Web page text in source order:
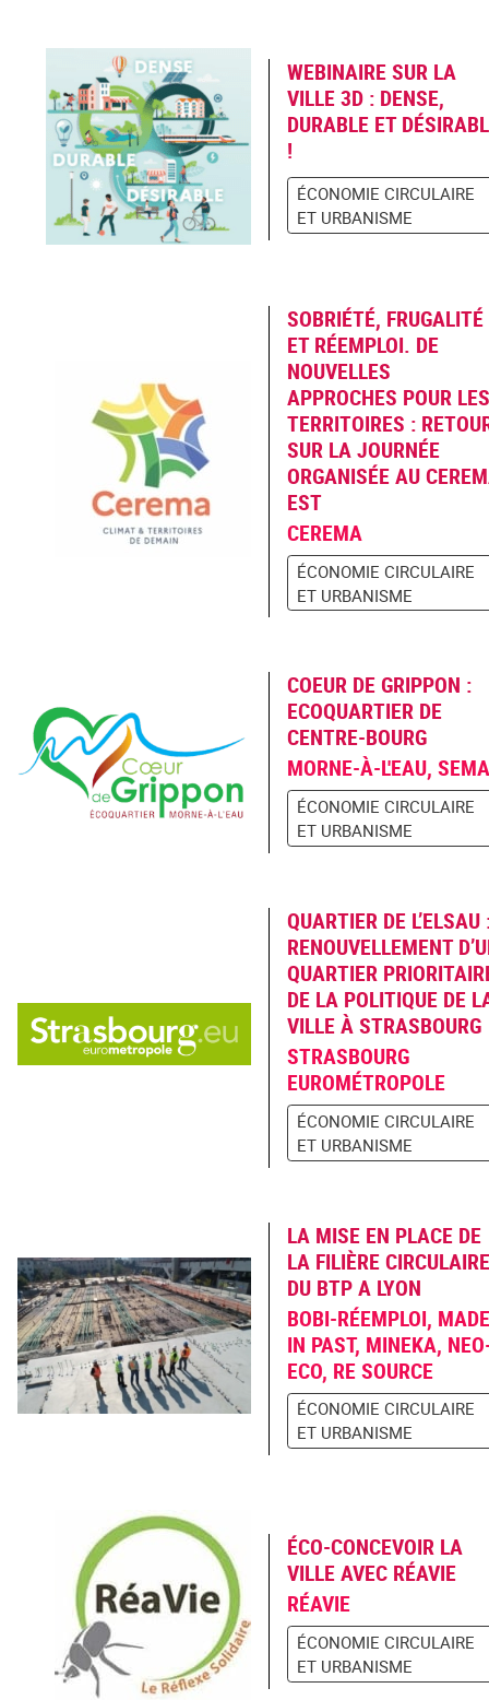
WEBINAIRE SUR LA
VILLE 3D : DENSE,
DURABLE ET
!
ÉCONOMIE CIRCULAIRE
ET URBANISME
SOBRIÉTÉ, FRUGALITÉ
ET RÉEMPLOI. DE
NOUVELLES
APPROCHES POUR LES
TERRITOIRES :
SUR LA JOURNÉE
ORGANISÉE AU
EST
CEREMA
ÉCONOMIE CIRCULAIRE
ET URBANISME
COEUR DE GRIPPON :
ECOQUARTIER DE
CENTRE-BOURG
MORNE-À-L'EAU,
ÉCONOMIE CIRCULAIRE
ET URBANISME
QUARTIER DE L’ELSAU
RENOUVELLEMENT
QUARTIER
DE LA POLITIQUE DE
VILLE À STRASBOURG
STRASBOURG
EUROMÉTROPOLE
ÉCONOMIE CIRCULAIRE
ET URBANISME
LA MISE EN PLACE DE
LA FILIÈRE CIRCULAIRE
DU BTP A LYON
BOBI-RÉEMPLOI, MADE
IN PAST, MINEKA,
ECO, RE SOURCE
ÉCONOMIE CIRCULAIRE
ET URBANISME
ÉCO-CONCEVOIR LA
VILLE AVEC RÉAVIE
RÉAVIE
ÉCONOMIE CIRCULAIRE
ET URBANISME